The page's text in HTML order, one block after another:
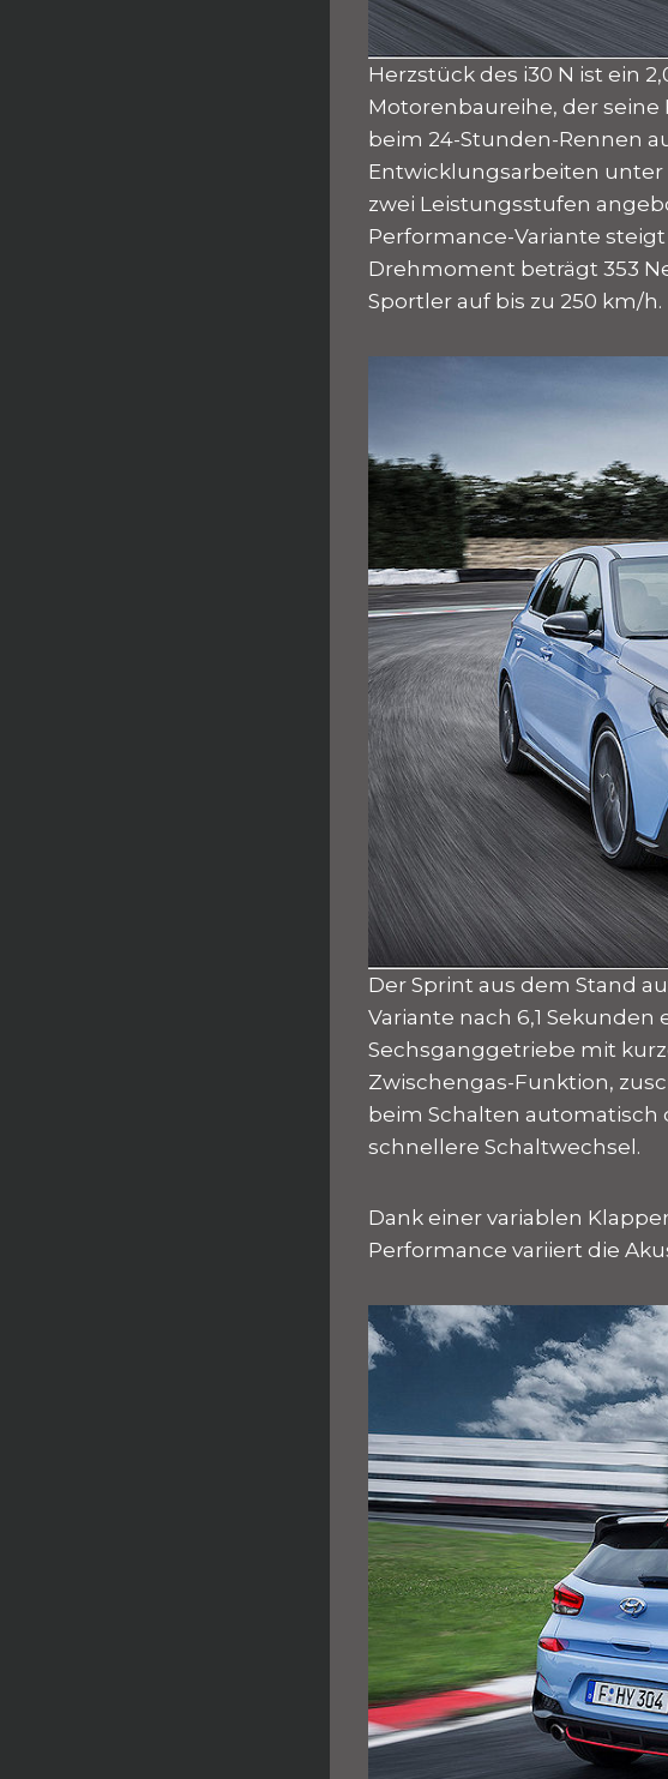
Herzstück des i30 N ist ein
Motorenbaureihe, der seine
beim 24-Stunden-Rennen
Entwicklungsarbeiten unter
zwei Leistungsstufen
Performance-Variante steigt
Drehmoment beträgt 353
Sportler auf bis zu 250 km/h.
Der Sprint aus dem Stand
Variante nach 6,1
Sechsganggetriebe mit
Zwischengas-Funktion,
beim Schalten automatisch
schnellere Schaltwechsel.
Dank einer variablen
Performance variiert die